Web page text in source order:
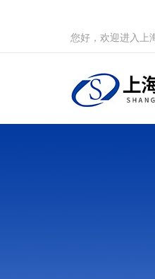
您好，欢迎进入上